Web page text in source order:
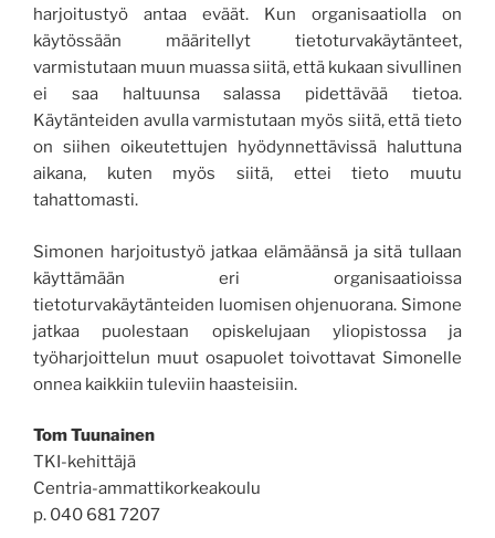
harjoitustyö antaa eväät. Kun organisaatiolla on
käytössään määritellyt tietoturvakäytänteet,
varmistutaan muun muassa siitä, että kukaan sivullinen
ei saa haltuunsa salassa pidettävää tietoa.
Käytänteiden avulla varmistutaan myös siitä, että tieto
on siihen oikeutettujen hyödynnettävissä haluttuna
aikana, kuten myös siitä, ettei tieto muutu
tahattomasti.
Simonen harjoitustyö jatkaa elämäänsä ja sitä tullaan
käyttämään eri organisaatioissa
tietoturvakäytänteiden luomisen ohjenuorana. Simone
jatkaa puolestaan opiskelujaan yliopistossa ja
työharjoittelun muut osapuolet toivottavat Simonelle
onnea kaikkiin tuleviin haasteisiin.
Tom Tuunainen
TKI-kehittäjä
Centria-ammattikorkeakoulu
p. 040 681 7207